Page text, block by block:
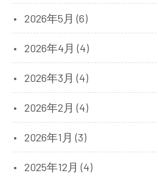
2026年5月 (6)
2026年4月 (4)
2026年3月 (4)
2026年2月 (4)
2026年1月 (3)
2025年12月 (4)